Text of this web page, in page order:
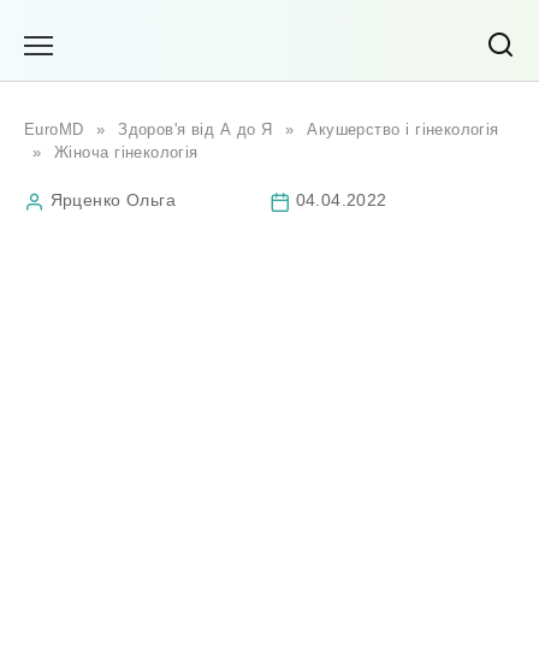
EuroMD » Здоров'я від А до Я »
Акушерство і гінекологія
»
Жіноча гінекологія
Ярценко Ольга 04.04.2022